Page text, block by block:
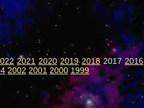
2021 2020 2019 2018 2017 2016
2002 2001 2000 1999